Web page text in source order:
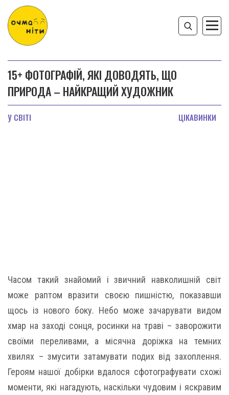
15+ ФОТОГРАФІЙ, ЯКІ ДОВОДЯТЬ, ЩО
ПРИРОДА – НАЙКРАЩИЙ ХУДОЖНИК
У СВІТІ ЦІКАВИНКИ
Часом такий знайомий і звичний навколишній світ
може раптом вразити своєю пишністю, показавши
щось із нового боку. Небо може зачарувати видом
хмар на заході сонця, росинки на траві – заворожити
своїми переливами, а місячна доріжка на темних
хвилях – змусити затамувати подих від захоплення.
Героям нашої добірки вдалося сфотографувати схожі
моменти, які нагадують, наскільки чудовим і яскравим